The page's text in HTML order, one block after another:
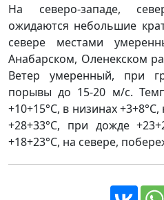
На северо-западе,
ожидаются небольшие
севере местами
Анабарском, Оленекском
Ветер умеренный, при
порывы до 15-20 м/с.
+10+15°С, в низинах
+28+33°С, при дожде
+18+23°С, на севере,